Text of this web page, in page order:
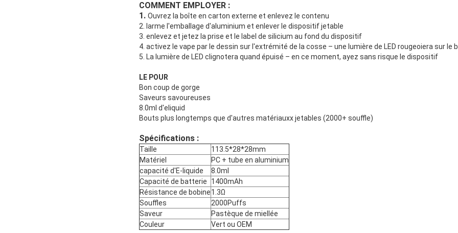
COMMENT EMPLOYER :
1. Ouvrez la boîte en carton externe et enlevez le contenu
2. larme l'emballage d'aluminium et enlever le dispositif jetable
3. enlevez et jetez la prise et le label de silicium au fond du dispositif
4. activez le vape par le dessin sur l'extrémité de la cosse – une lumière de LED rougeoiera sur le
5. La lumière de LED clignotera quand épuisé – en ce moment, ayez sans risque le dispositif
LE POUR
Bon coup de gorge
Saveurs savoureuses
8.0ml d'eliquid
Bouts plus longtemps que d'autres matériauxx jetables (2000+ souffle)
Spécifications :
Taille
113.5*28*28mm
Matériel
PC + tube en aluminium
capacité d'E-liquide
8.0ml
Capacité de batterie
1400mAh
Résistance de bobine1.3Ω
Souffles
2000Puffs
Saveur
Pastèque de miellée
Couleur
Vert ou OEM